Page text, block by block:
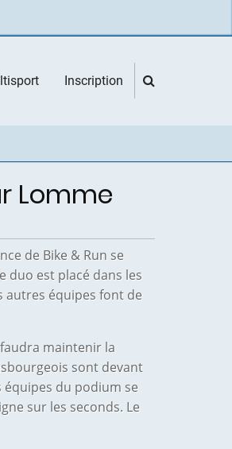
Inscription
Lomme
de Bike & Run se
duo est placé dans les
autres équipes font de
maintenir la
sont devant
du podium se
sur les seconds. Le